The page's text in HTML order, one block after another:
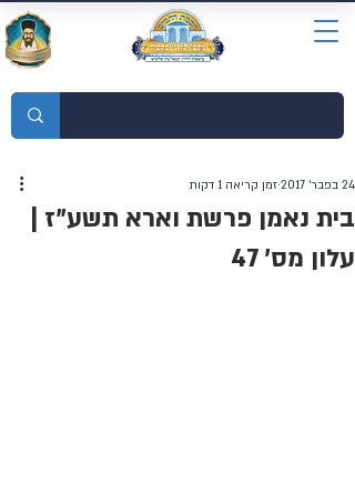
בית נאמן פרשת וארא תשע"ז |
עלון מס' 47
24 בפבר׳ 2017 זמן קריאה 1 דקות